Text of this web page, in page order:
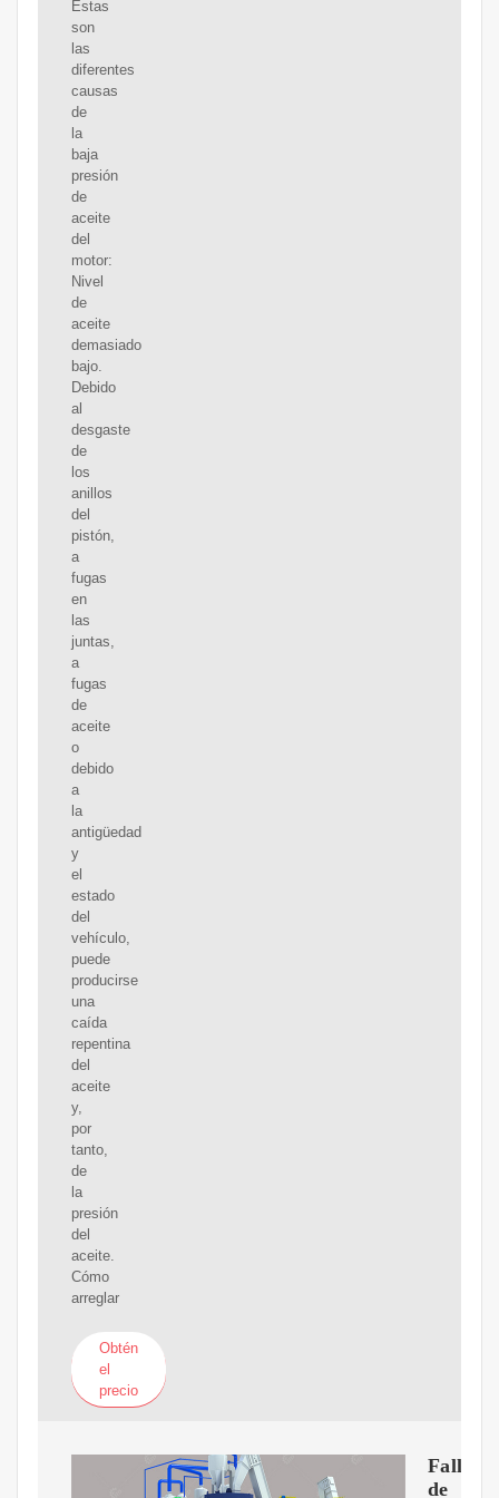
Estas
son
las
diferentes
causas
de
la
baja
presión
de
aceite
del
motor:
Nivel
de
aceite
demasiado
bajo.
Debido
al
desgaste
de
los
anillos
del
pistón,
a
fugas
en
las
juntas,
a
fugas
de
aceite
o
debido
a
la
antigüedad
y
el
estado
del
vehículo,
puede
producirse
una
caída
repentina
del
aceite
y,
por
tanto,
de
la
presión
del
aceite.
Cómo
arreglar
Obtén
el
precio
Fallo
de